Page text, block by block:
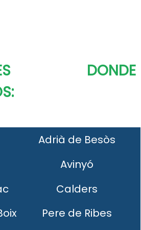
DONDE
Adrià de Besòs
Avinyó
Calders
Pere de Ribes